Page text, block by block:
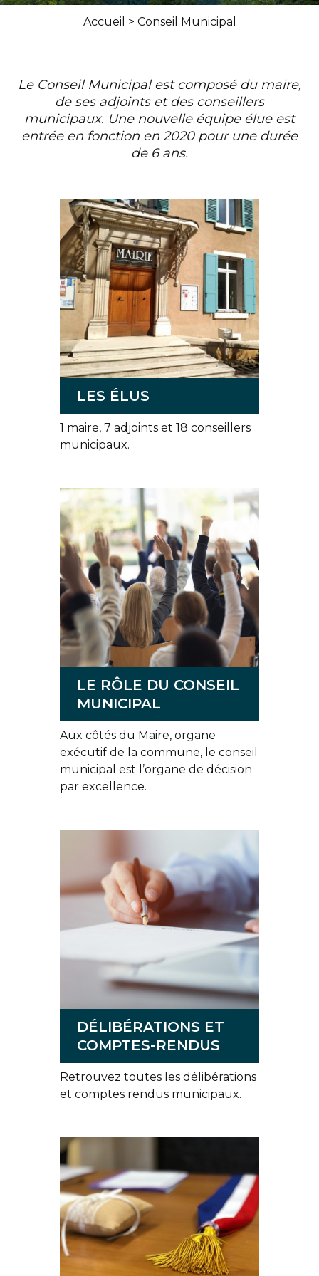
Accueil > Conseil Municipal
Le Conseil Municipal est composé du maire,
de ses adjoints et des conseillers
municipaux. Une nouvelle équipe élue est
entrée en fonction en 2020 pour une durée
de 6 ans.
LES ÉLUS
1 maire, 7 adjoints et 18 conseillers
municipaux.
LE RÔLE DU CONSEIL
MUNICIPAL
Aux côtés du Maire, organe
exécutif de la commune, le conseil
municipal est l’organe de décision
par excellence.
DÉLIBÉRATIONS ET
COMPTES-RENDUS
Retrouvez toutes les délibérations
et comptes rendus municipaux.